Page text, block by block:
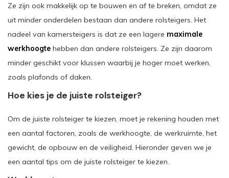
Ze zijn ook makkelijk op te bouwen en af te breken, omdat ze
uit minder onderdelen bestaan dan andere rolsteigers. Het
nadeel van kamersteigers is dat ze een lagere maximale
werkhoogte hebben dan andere rolsteigers. Ze zijn daarom
minder geschikt voor klussen waarbij je hoger moet werken,
zoals plafonds of daken.
Hoe kies je de juiste rolsteiger?
Om de juiste rolsteiger te kiezen, moet je rekening houden met
een aantal factoren, zoals de werkhoogte, de werkruimte, het
gewicht, de opbouw en de veiligheid. Hieronder geven we je
een aantal tips om de juiste rolsteiger te kiezen.